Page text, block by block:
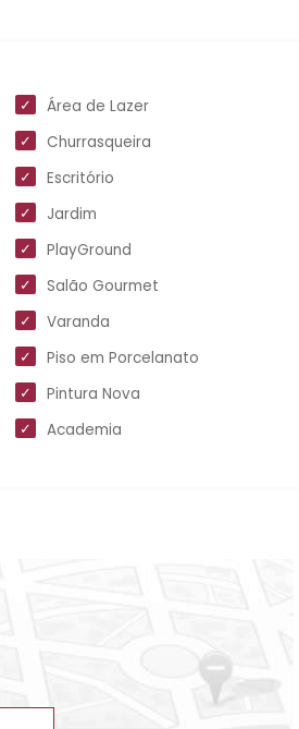
Área de Lazer
Churrasqueira
Escritório
Jardim
PlayGround
Salão Gourmet
Varanda
Piso em Porcelanato
Pintura Nova
Academia